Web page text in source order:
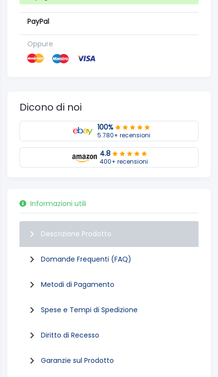
PayPal
Oppure
Dicono di noi
100%
5.780+ recensioni
4.8
400+ recensioni
Informazioni utili
Descrizione Prodotto
Domande Frequenti (FAQ)
Metodi di Pagamento
Spese e Tempi di Spedizione
Diritto di Recesso
Garanzie sul Prodotto